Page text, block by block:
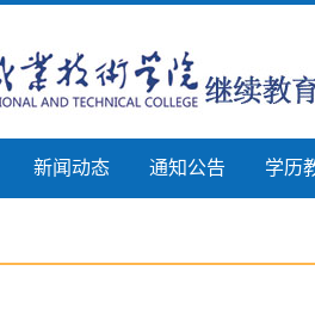
新闻动态 通知公告 学历